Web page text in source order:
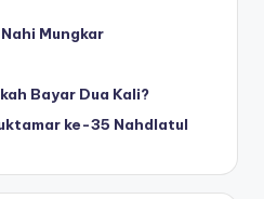
Mungkar
Bayar Dua Kali?
ke-35 Nahdlatul